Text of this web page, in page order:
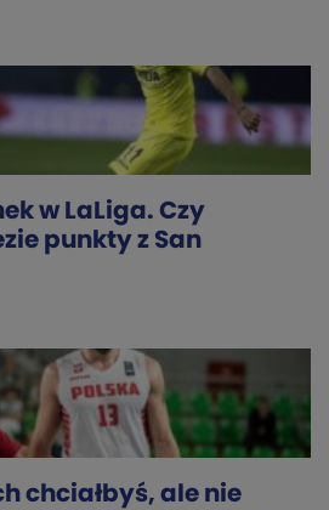
w LaLiga. Czy
punkty z San
chciałbyś, ale nie